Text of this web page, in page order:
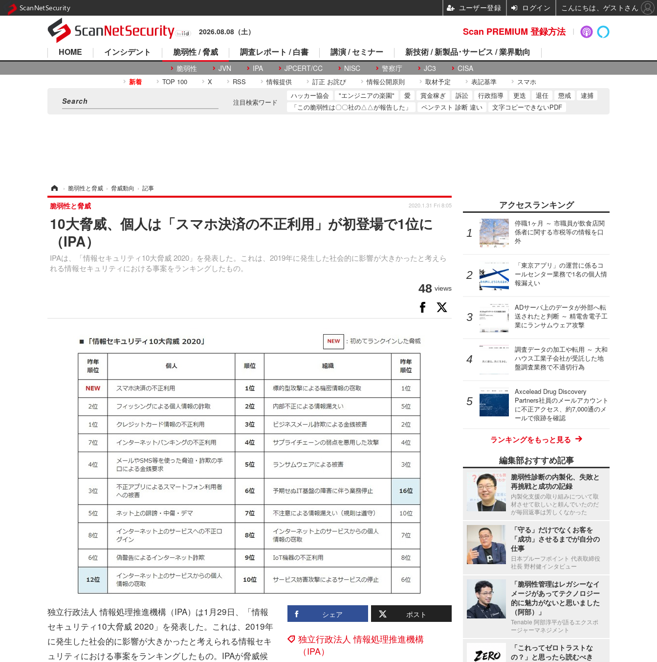
2026.08.08（土）
HOME インシデント 脆弱性 / 脅威
脆弱性 JVN IPA JPCERT/CC NISC 警察庁 JC3 CISA
調査レポート / 白書 講演 / セミナー 新技術 / 新製品･サービス / 業界動向
新着 TOP 100 X RSS 情報提供 訂正 お詫び 情報公開原則 取材予定 表記基準 スマホ
注目検索ワード
ハッカー協会 "エンジニアの楽園" 愛 賞金稼ぎ 訴訟 行政指導 更迭 退任 懲戒
逮捕
「この脆弱性は〇〇社の△△が報告した」
ペンテスト 診断 違い 文字コピーできないPDF
› 脆弱性と脅威 › 脅威動向 › 記事
10大脅威、個人は「スマホ決済の不正利用」が初登場で1位に
（IPA）
IPAは、「情報セキュリティ10大脅威 2020」を発表した。これは、2019年に発生した社会的に影響が大きかったと考えら
れる情報セキュリティにおける事案をランキングしたもの。
脆弱性と脅威 2020.1.31 Fri 8:05
48 views
シェア ポスト
独立行政法人 情報処理推進機構
（IPA）
独立行政法人 情報処理推進機構（IPA）は1月29日、「情報
セキュリティ10大脅威 2020」を発表した。これは、2019年
に発生した社会的に影響が大きかったと考えられる情報セキ
ュリティにおける事案をランキングしたもの。IPAが脅威候
アクセスランキング
停職1ヶ月 ～ 市職員が飲食店関
係者に関する市税等の情報を口
外
「東京アプリ」の運営に係るコ
ールセンター業務で1名の個人情
報漏えい
ADサーバ上のデータが外部へ転
送されたと判断 ～ 精電舎電子工
業にランサムウェア攻撃
調査データの加工や転用 ～ 大和
ハウス工業子会社が受託した地
盤調査業務で不適切行為
Axcelead Drug Discovery
Partners社員のメールアカウント
に不正アクセス、約7,000通のメ
ールで痕跡を確認
ランキングをもっと見る
編集部おすすめ記事
脆弱性診断の内製化、失敗と
再挑戦と成功の記録
内製化支援の取り組みについて取
材させて欲しいと頼んでいたのだ
が毎回返事は芳しくなかった
「守る」だけでなくお客を
「成功」させるまでが自分の
仕事
日本プルーフポイント 代表取締役
社長 野村健インタビュー
「脆弱性管理はレガシーなイ
メージがあってテクノロジー
的に魅力がないと思いました
（阿部）」
Tenable 阿部淳平が語るエクスポ
ージャーマネジメント
「これってゼロトラストな
の？」と思ったら読むべき
Scan PREMIUM 登録方法
ScanNetSecurity ユーザー登録 ログイン こんにちは、ゲストさん